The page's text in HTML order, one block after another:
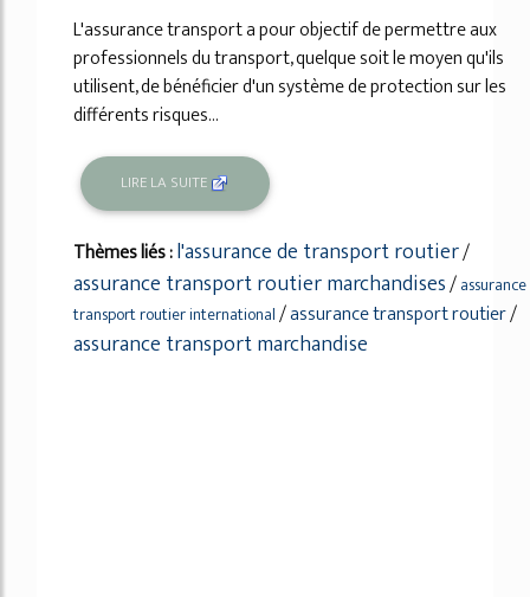
L'assurance transport a pour objectif de permettre aux
professionnels du transport, quelque soit le moyen qu'ils
utilisent, de bénéficier d'un système de protection sur les
différents risques...
LIRE LA SUITE
Thèmes liés :l'assurance de transport routier/
assurance transport routier marchandises/assurance
transport routier international/assurance transport routier/
assurance transport marchandise